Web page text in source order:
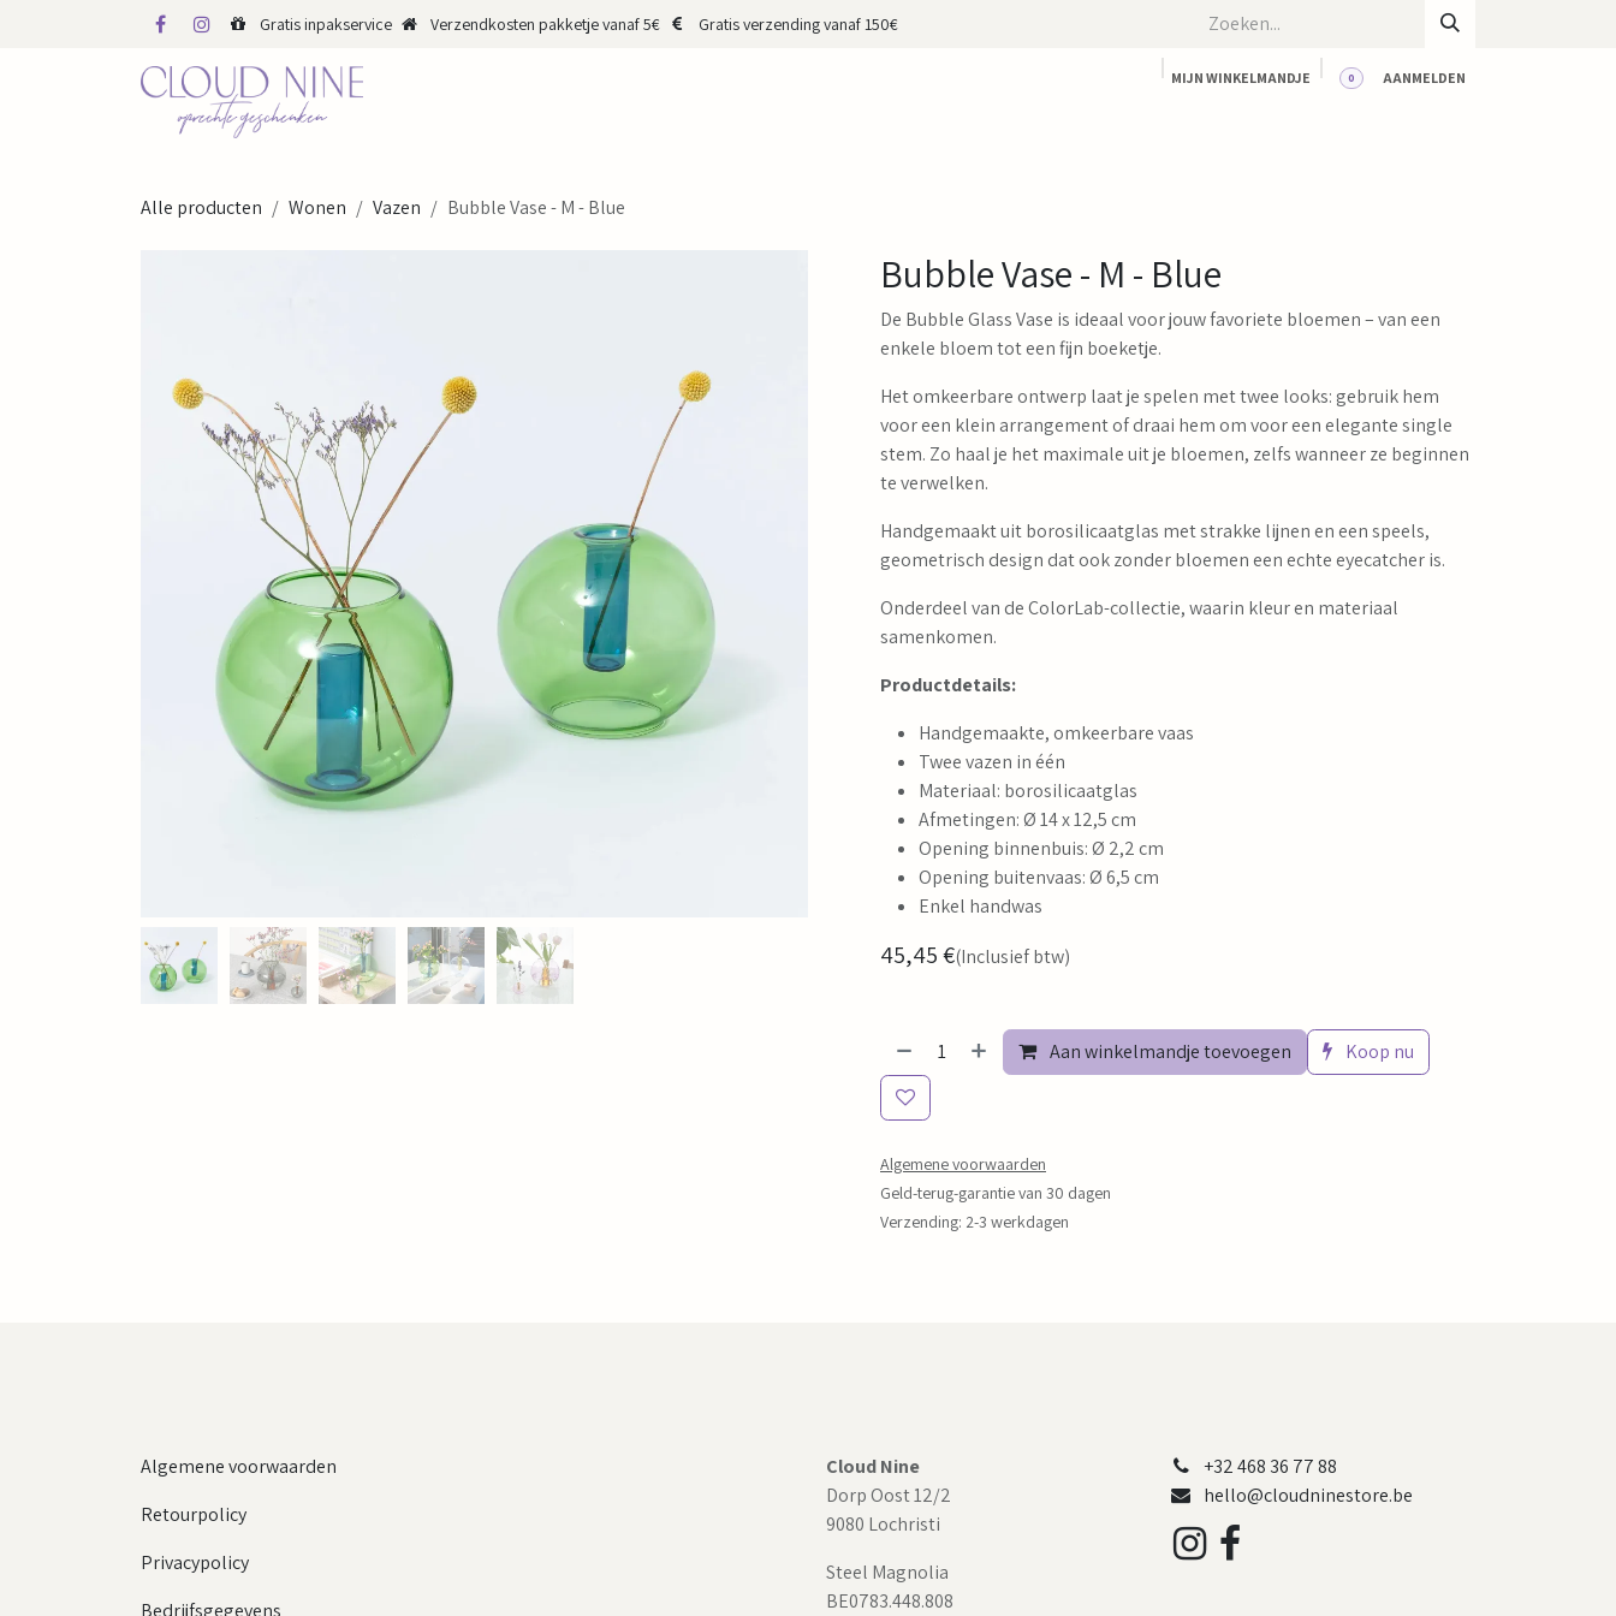
Overslaan naar inhoud Gratis inpakservice Verzendkosten pakketje vanaf 5€ Gratis verzending vanaf 150€
MIJN WINKELMANDJE 0 AANMELDEN
Alle producten Wonen Vazen Bubble Vase - M - Blue
Bubble Vase - M - Blue
De Bubble Glass Vase is ideaal voor jouw favoriete bloemen – van een
enkele bloem tot een fijn boeketje.
Het omkeerbare ontwerp laat je spelen met twee looks: gebruik hem
voor een klein arrangement of draai hem om voor een elegante single
stem. Zo haal je het maximale uit je bloemen, zelfs wanneer ze beginnen
te verwelken.
Handgemaakt uit borosilicaatglas met strakke lijnen en een speels,
geometrisch design dat ook zonder bloemen een echte eyecatcher is.
Onderdeel van de ColorLab-collectie, waarin kleur en materiaal
samenkomen.
Productdetails:
Handgemaakte, omkeerbare vaas
Twee vazen in één
Materiaal: borosilicaatglas
Afmetingen: Ø 14 x 12,5 cm
Opening binnenbuis: Ø 2,2 cm
Opening buitenvaas: Ø 6,5 cm
Enkel handwas
45,45€(Inclusief btw)
Aan winkelmandje toevoegen Koop nu
Algemene voorwaarden
Geld-terug-garantie van 30 dagen
Verzending: 2-3 werkdagen
Algemene voorwaarden
Retourpolicy
Privacypolicy
Bedrijfsgegevens
Cloud Nine
Dorp Oost 12/2
9080 Lochristi
Steel Magnolia
BE0783.448.808
+32 468 36 77 88
hello@cloudninestore.be